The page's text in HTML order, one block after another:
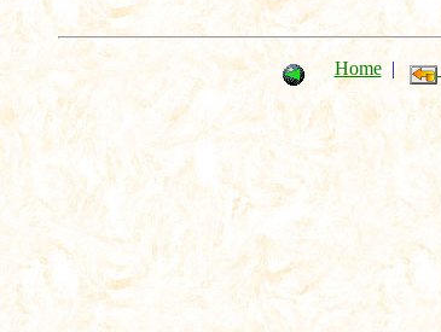
Home|